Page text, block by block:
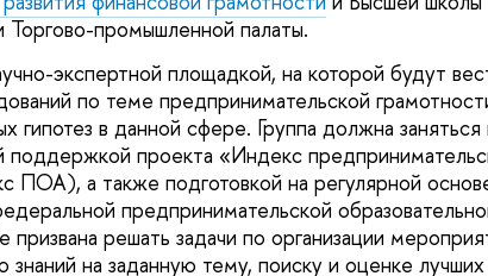
промышленной палаты.
экспертной площадкой, на которой будут
по теме предпринимательской
гипотез в данной сфере. Группа должна заняться
поддержкой проекта «Индекс
ПОА), а также подготовкой на регулярной
предпринимательской
призвана решать задачи по организации
на заданную тему, поиску и оценке